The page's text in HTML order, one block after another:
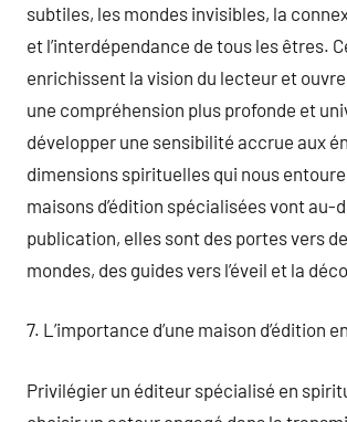
subtiles, les mondes invisibles, la
et l’interdépendance de tous les êtres.
enrichissent la vision du lecteur et
une compréhension plus profonde et
développer une sensibilité accrue aux
dimensions spirituelles qui nous
maisons d’édition spécialisées vont au-
publication, elles sont des portes vers
mondes, des guides vers l’éveil et la
7. L’importance d’une maison d’édition
Privilégier un éditeur spécialisé en